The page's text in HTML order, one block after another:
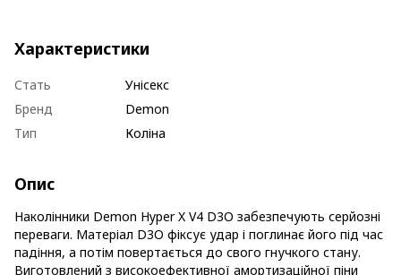
Характеристики
Стать
Унісекс
Бренд
Demon
Тип
Коліна
Опис
Наколінники Demon Hyper X V4 D3O забезпечують серйозні
переваги. Матеріал D3O фіксує удар і поглинає його під час
падіння, а потім повертається до свого гнучкого стану.
Виготовлений з високоефективної амортизаційної піни